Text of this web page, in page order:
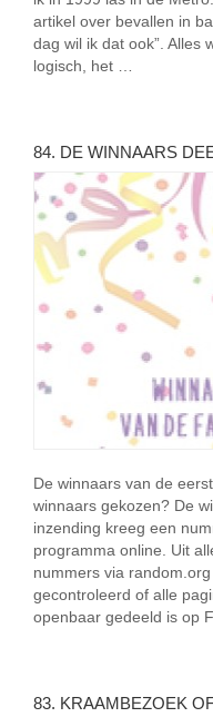
artikel over bevallen in
dag wil ik dat ook”. Alles
logisch, het …
84. DE WINNAARS
De winnaars van de
winnaars gekozen? De
inzending kreeg een
programma online. Uit
nummers via
gecontroleerd of alle
openbaar gedeeld is op
83. KRAAMBEZOEK